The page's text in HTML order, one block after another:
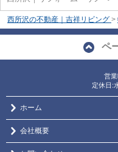
西所沢の不動産｜吉祥リビング >
ペ
営
定休日:
ホーム
会社概要